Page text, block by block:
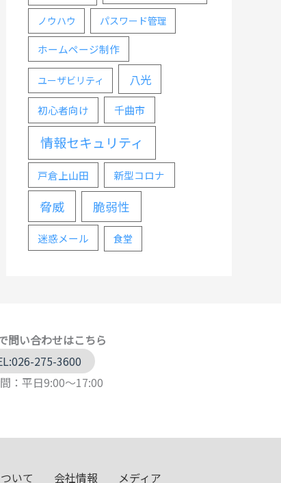
ノウハウ パスワード管理
ホームページ制作
ユーザビリティ 八光
初心者向け 千曲市
情報セキュリティ
戸倉上山田 新型コロナ
脅威 脆弱性
迷惑メール 食堂
問い合わせはこちら
275-3600
：平日9:00～17:00
いて 会社情報 メディア